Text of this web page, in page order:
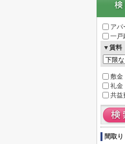
アパ
一戸
▼賃料
敷金
礼金
共益
間取り